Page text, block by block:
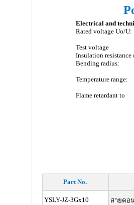
Electrical and
Rated voltage Uo/U:
Test voltage
Insulation resistance
Bending radius:
Temperature range:
Flame retardant to
Part No.
YSLY-JZ-3Gx10 สายคอน